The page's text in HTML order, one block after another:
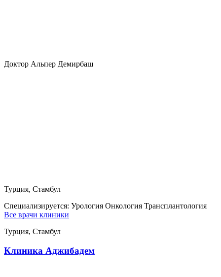
Доктор Альпер Демирбаш
Турция, Стамбул
Специализируется: Урология Онкология Трансплантология
Все врачи клиники
Турция, Стамбул
Клиника Аджибадем